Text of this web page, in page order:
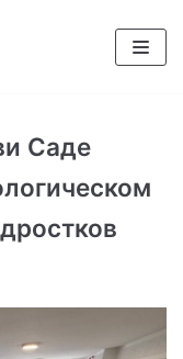
Саде